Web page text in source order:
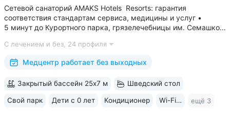
Сетевой санаторий AMAKS Hotels Resorts: гарантия
соответствия стандартам сервиса, медицины и услуг •
5 минут до Курортного парка, грязелечебницы им. Семашко,
водой Ессентуки № 4 и № 17 • Главный корпус
«Центральный» — историческое здание...
С лечением и без, 24 профиля
Медцентр работает без выходных
Закрытый бассейн 25х7 м Шведский стол
Свой парк Дети с 0 лет Кондиционер Wi-Fi в номерах ещё 3